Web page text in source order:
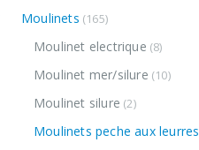
Moulinets (165)
Moulinet electrique (8)
Moulinet mer/silure (10)
Moulinet silure (2)
Moulinets peche aux leurres